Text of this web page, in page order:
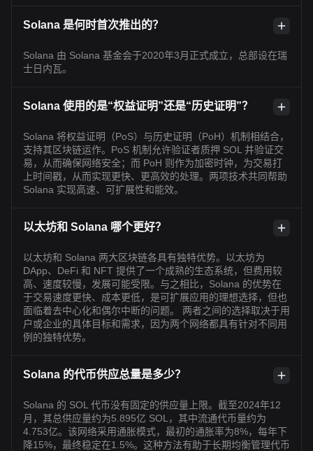
Solana 是何时首次推出的？
Solana 由 Solana 基金会于2020年3月正式成立，总部设在瑞
士日内瓦。
Solana 使用的是“权益证明”还是“历史证明”？
Solana 将权益证明（PoS）与历史证明（PoH）机制相结合，
支持其区块链运作。PoS 机制允许验证者质押 SOL 并验证交
易，从而确保网络安全；而 PoH 则作为加密时钟，为交易打
上时间戳，从而实现更快、更高效的处理。两项技术共同帮助
Solana 实现高速、可扩展性和能效。
以太坊和 Solana 哪个更好？
以太坊和 Solana 两大区块链各具有独特优势。以太坊为
DApp、DeFi 和 NFT 提供了一个成熟的生态系统，但费用较
高、速度较慢，发展可能受限。与之相比，Solana 的优势在
于交易速度更快、成本更低，是可扩展应用的理想选择，但也
面临着去中心化和偶尔中断的问题。 两者之间的选择取决于用
户或企业的具体目标和需求，因为两个网络都具有针对不同用
例的独特优势。
Solana 的代币供应总量是多少？
Solana 的 SOL 代币没有固定的供应量上限。截至2024年12
月，其总供应量约为5.895亿 SOL，其中流通代币量约为
4.753亿。该网络采用通胀模式，最初的通胀率为8%，每年下
降15%，最终稳定在1.5%。这种方法有助于长期均衡管理代币